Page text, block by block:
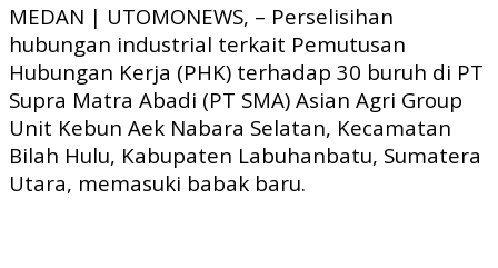
MEDAN | UTOMONEWS, – Perselisihan
hubungan industrial terkait Pemutusan
Hubungan Kerja (PHK) terhadap 30 buruh di PT
Supra Matra Abadi (PT SMA) Asian Agri Group
Unit Kebun Aek Nabara Selatan, Kecamatan
Bilah Hulu, Kabupaten Labuhanbatu, Sumatera
Utara, memasuki babak baru.